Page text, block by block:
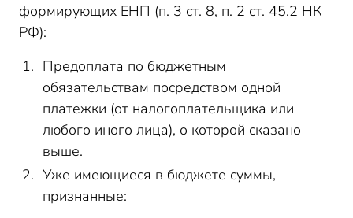
формирующих ЕНП (п. 3 ст. 8, п. 2 ст. 45.2 НК
РФ):
Предоплата по бюджетным
обязательствам посредством одной
платежки (от налогоплательщика или
любого иного лица), о которой сказано
выше.
Уже имеющиеся в бюджете суммы,
признанные: